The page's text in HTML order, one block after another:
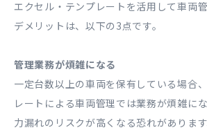
エクセル・テンプレートを活用して車両
デメリットは、以下の3点です。
管理業務が煩雑になる
一定台数以上の車両を保有している場合
レートによる車両管理では業務が煩雑に
力漏れのリスクが高くなる恐れがありま